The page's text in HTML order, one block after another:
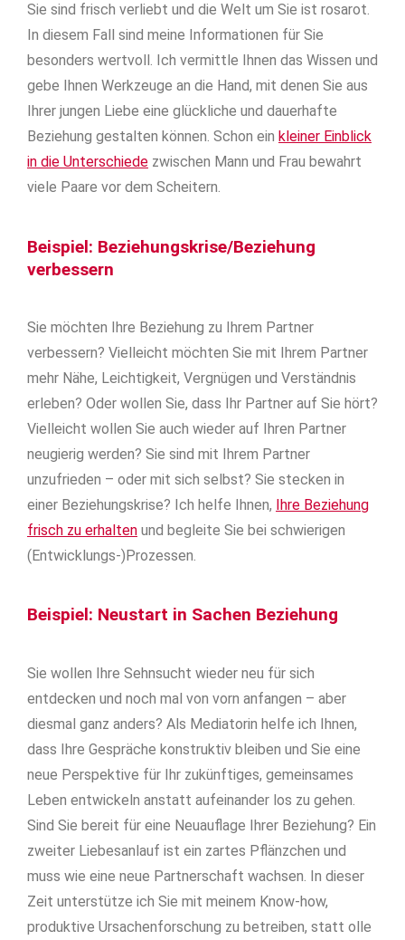
Sie sind frisch verliebt und die Welt um Sie ist rosarot.
In diesem Fall sind meine Informationen für Sie
besonders wertvoll. Ich vermittle Ihnen das Wissen und
gebe Ihnen Werkzeuge an die Hand, mit denen Sie aus
Ihrer jungen Liebe eine glückliche und dauerhafte
Beziehung gestalten können. Schon ein kleiner Einblick
in die Unterschiede zwischen Mann und Frau bewahrt
viele Paare vor dem Scheitern.
Beispiel: Beziehungskrise/Beziehung
verbessern
Sie möchten Ihre Beziehung zu Ihrem Partner
verbessern? Vielleicht möchten Sie mit Ihrem Partner
mehr Nähe, Leichtigkeit, Vergnügen und Verständnis
erleben? Oder wollen Sie, dass Ihr Partner auf Sie hört?
Vielleicht wollen Sie auch wieder auf Ihren Partner
neugierig werden? Sie sind mit Ihrem Partner
unzufrieden – oder mit sich selbst? Sie stecken in
einer Beziehungskrise? Ich helfe Ihnen, Ihre Beziehung
frisch zu erhalten und begleite Sie bei schwierigen
(Entwicklungs-)Prozessen.
Beispiel: Neustart in Sachen Beziehung
Sie wollen Ihre Sehnsucht wieder neu für sich
entdecken und noch mal von vorn anfangen – aber
diesmal ganz anders? Als Mediatorin helfe ich Ihnen,
dass Ihre Gespräche konstruktiv bleiben und Sie eine
neue Perspektive für Ihr zukünftiges, gemeinsames
Leben entwickeln anstatt aufeinander los zu gehen.
Sind Sie bereit für eine Neuauflage Ihrer Beziehung? Ein
zweiter Liebesanlauf ist ein zartes Pflänzchen und
muss wie eine neue Partnerschaft wachsen. In dieser
Zeit unterstütze ich Sie mit meinem Know-how,
produktive Ursachenforschung zu betreiben, statt olle